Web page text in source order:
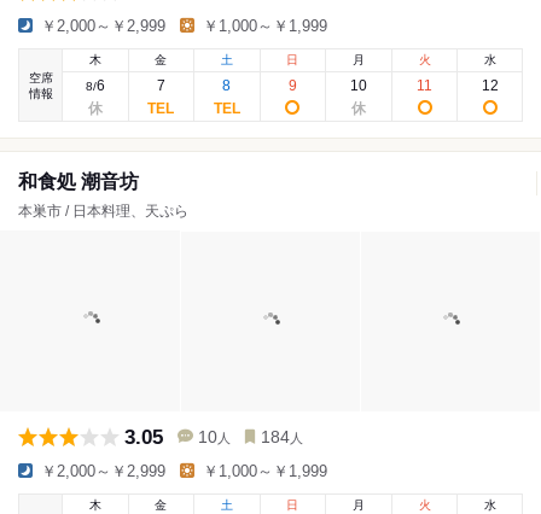
￥2,000～￥2,999 ￥1,000～￥1,999
空席
情報
木
8/6
金
7
土
8
日
9
月
10
火
11
水
12
和食処 潮音坊
本巣市 / 日本料理、天ぷら
3.05 10 人 184 人
￥2,000～￥2,999 ￥1,000～￥1,999
木
金 土 日 月 火 水